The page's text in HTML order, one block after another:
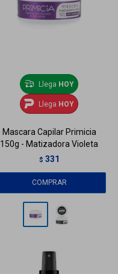
Llega HOY
Llega HOY
Mascara Capilar Primicia
150g - Matizadora Violeta
$ 331